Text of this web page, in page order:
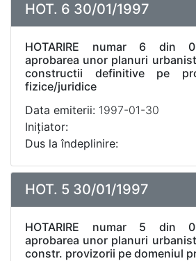
HOT. 6 30/01/1997
HOTARIRE numar 6 din
aprobarea unor planuri
constructii definitive pe
fizice/juridice
Data emiterii: 1997-01-30
Inițiator:
Dus la îndeplinire:
HOT. 5 30/01/1997
HOTARIRE numar 5 din
aprobarea unor planuri
constr. provizorii pe domeniul